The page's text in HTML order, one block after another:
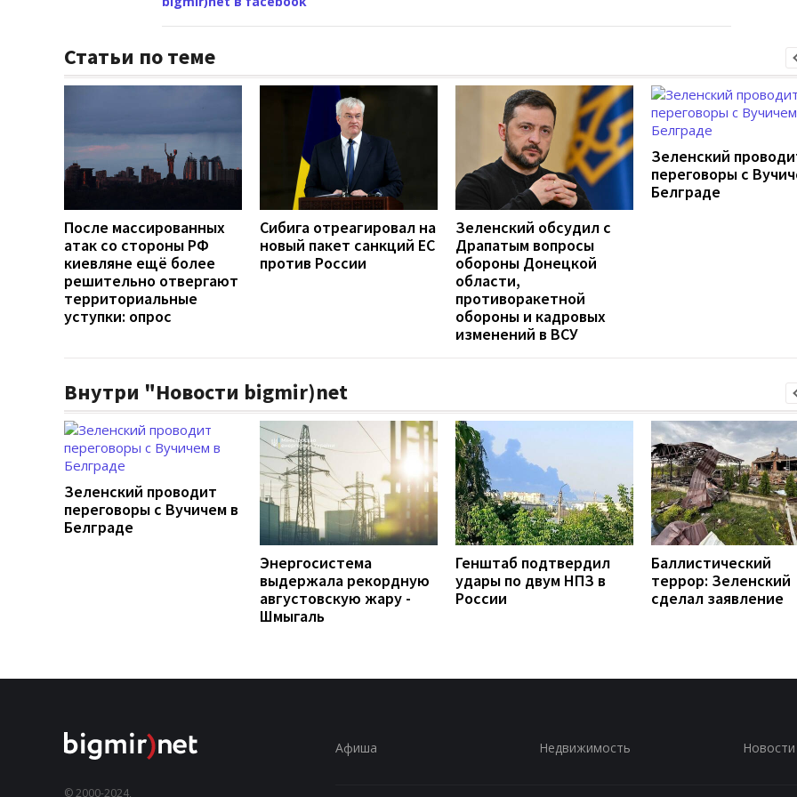
Статьи по теме
После массированных
атак со стороны РФ
киевляне ещё более
решительно отвергают
территориальные
уступки: опрос
Сибига отреагировал на
новый пакет санкций ЕС
против России
Зеленский обсудил с
Драпатым вопросы
обороны Донецкой
области,
противоракетной
обороны и кадровых
изменений в ВСУ
Зеленский
переговоры с
Белграде
Внутри "Новости bigmir)net
Зеленский проводит
переговоры с Вучичем в
Белграде
Энергосистема
выдержала рекордную
августовскую жару -
Шмыгаль
Генштаб подтвердил
удары по двум НПЗ в
России
Баллистический
террор: Зеленский
сделал заявление
© 2000-2024,
Афиша Недвижимость Новости